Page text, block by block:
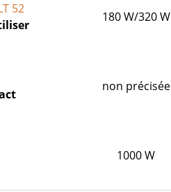
52
180 W/320 W
non précisée
1000 W